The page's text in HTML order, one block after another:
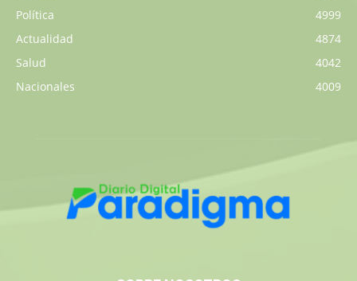
Política
4999
Actualidad
4874
Salud
4042
Nacionales
4009